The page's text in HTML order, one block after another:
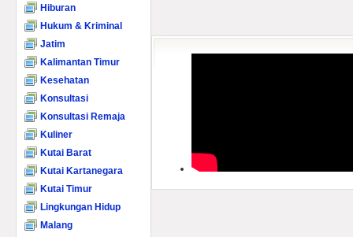
Hiburan
Hukum & Kriminal
Jatim
Kalimantan Timur
Kesehatan
Konsultasi
Konsultasi Remaja
Kuliner
Kutai Barat
Kutai Kartanegara
Kutai Timur
Lingkungan Hidup
Malang